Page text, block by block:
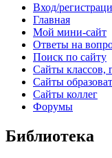
Вход/
Главная
Мой мини-сайт
Ответы на
Поиск по сайту
Сайты классов,
Сайты
Сайты коллег
Форумы
Библиотека